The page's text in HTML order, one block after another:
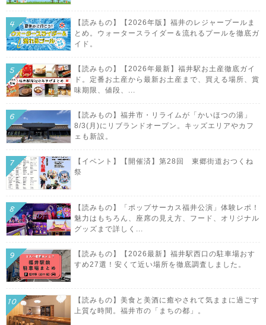
【読みもの】【2026年版】福井のレジャープールま
とめ。ウォータースライダー＆流れるプールを徹底ガ
イド。
【読みもの】【2026年最新】福井駅お土産徹底ガイ
ド。定番お土産から最新お土産まで、買える場所、賞
味期限、値段、...
【読みもの】福井市・リライムが「かいほつの湯」
8/3(月)にリブランドオープン。キッズエリアやカフ
ェも新設。
【イベント】【開催済】第28回 東郷街道おつくね
祭
【読みもの】「ポップサーカス福井公演」体験レポ！
魅力はもちろん、座席の見え方、フード、オリジナル
グッズまで詳しく...
【読みもの】【2026最新】福井駅西口の駐車場おす
すめ27選！安くて近い場所を徹底調査しました。
【読みもの】美食と美酒に癒やされて気ままに過ごす
上質な時間。福井市の「まちの都」。